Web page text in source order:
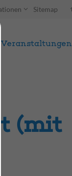
Sitemap
Veranstaltungen
(mit